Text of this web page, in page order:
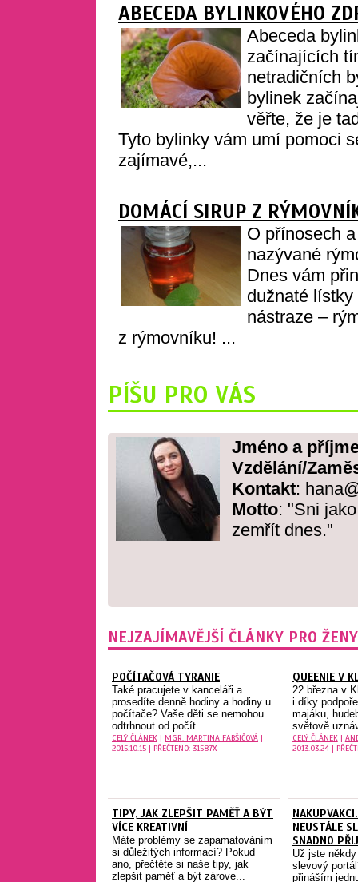
ABECEDA BYLINKOVÉHO
Abeceda
začínajících
netradičních
bylinek
věřte, že je
Tyto bylinky vám umí pomoci
zajímavé,...
DOMÁCÍ SIRUP Z
O přínosech
nazývané
Dnes vám
dužnaté
nástraze –
z rýmovníku! ...
PÍŠU PRO VÁS
Jméno a
Vzdělání/
Kontakt:
Motto: "Sni
zemřít dnes."
NEJZAJÍMAVĚJŠÍ ČLÁNKY PRO ŽENY
POČÍTAČOVÁ TYRANIE
Také pracujete v kanceláři a
prosedíte denně hodiny a hodiny u
počítače? Vaše děti se nemohou
odtrhnout od počít...
CELÝ ČLÁNEK | MGR. MARTINA FABŠIČOVÁ |
2015.10.15 | PŘEČTENO: 31587X
QUEENIE V
22.března v
i díky
majáku,
světově
CELÝ ČLÁNEK|
2013.03.24 |
TIPY, JAK ZLEPŠIT PAMĚŤ A BÝT
VÍCE KREATIVNÍ
Máte problémy se zapamatováním
si důležitých informací? Pokud
ano, přečtěte si naše tipy, jak
zlepšit paměť a být zárove...
NEUSTÁLE
SNADNO
Už jste
slevový
přináším